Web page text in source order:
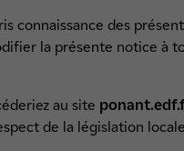
connaissance des
la présente notice à
au site
de la législation